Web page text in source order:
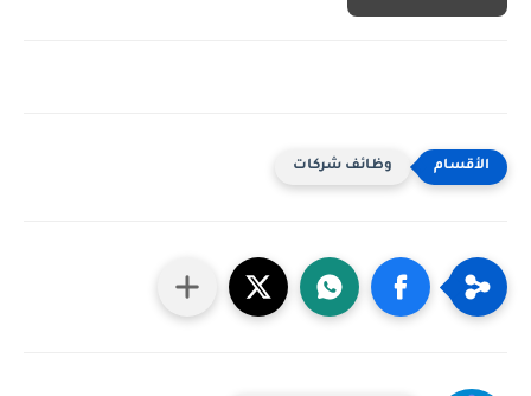
وظائف شركات